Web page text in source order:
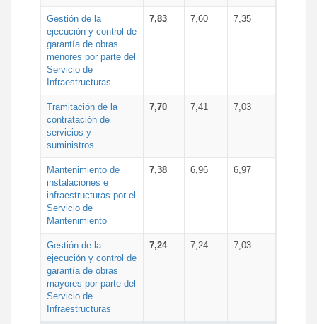
Gestión de la
ejecución y control de
garantía de obras
menores por parte del
Servicio de
Infraestructuras
7,83 7,60 7,35
Tramitación de la
contratación de
servicios y
suministros
7,70 7,41 7,03
Mantenimiento de
instalaciones e
infraestructuras por el
Servicio de
Mantenimiento
7,38 6,96 6,97
Gestión de la
ejecución y control de
garantía de obras
mayores por parte del
Servicio de
Infraestructuras
7,24 7,24 7,03